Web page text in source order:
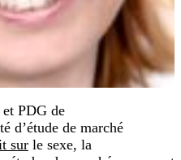
PDG de
d’étude de marché
sur le sexe, la